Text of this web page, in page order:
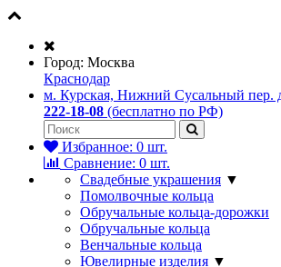
Город: Москва
Краснодар
м. Курская, Нижний Сусальный пер.
222-18-08 (бесплатно по РФ)
Избранное: 0 шт.
Сравнение: 0 шт.
Свадебные украшения ▼
Помолвочные кольца
Обручальные кольца-дорожки
Обручальные кольца
Венчальные кольца
Ювелирные изделия ▼